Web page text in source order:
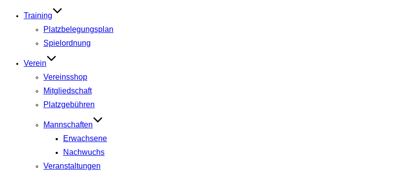
Training
Platzbelegungsplan
Spielordnung
Verein
Vereinsshop
Mitgliedschaft
Platzgebühren
Mannschaften
Erwachsene
Nachwuchs
Veranstaltungen